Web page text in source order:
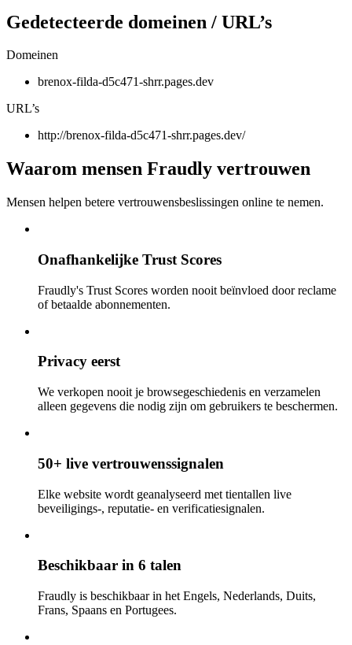
Gedetecteerde domeinen / URL’s
Domeinen
brenox-filda-d5c471-shrr.pages.dev
URL’s
http://brenox-filda-d5c471-shrr.pages.dev/
Waarom mensen Fraudly vertrouwen
Mensen helpen betere vertrouwensbeslissingen online te nemen.
Onafhankelijke Trust Scores
Fraudly's Trust Scores worden nooit beïnvloed door reclame
of betaalde abonnementen.
Privacy eerst
We verkopen nooit je browsegeschiedenis en verzamelen
alleen gegevens die nodig zijn om gebruikers te beschermen.
50+ live vertrouwenssignalen
Elke website wordt geanalyseerd met tientallen live
beveiligings-, reputatie- en verificatiesignalen.
Beschikbaar in 6 talen
Fraudly is beschikbaar in het Engels, Nederlands, Duits,
Frans, Spaans en Portugees.